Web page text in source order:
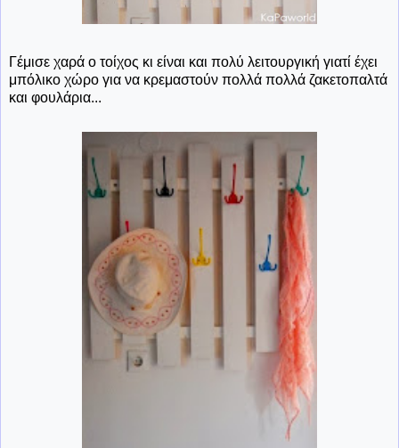
Γέμισε χαρά ο τοίχος κι είναι και πολύ λειτουργική γιατί έχει
μπόλικο χώρο για να κρεμαστούν πολλά πολλά ζακετοπαλτά
και φουλάρια...